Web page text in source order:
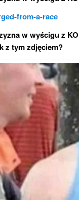
from-a-race
w wyścigu z
z tym zdjęciem?